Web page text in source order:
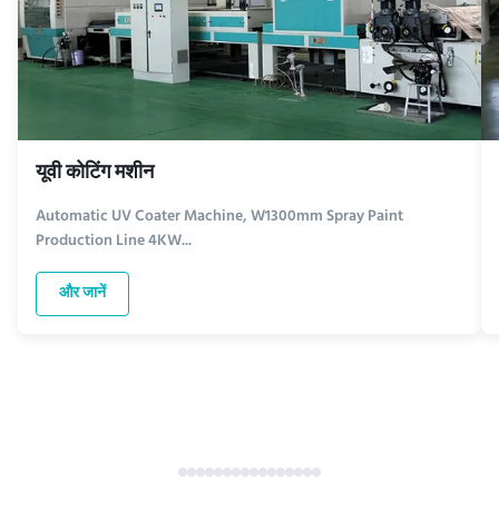
यूवी कोटिंग मशीन
Automatic UV Coater Machine, W1300mm Spray Paint
Production Line 4KW...
और जानें